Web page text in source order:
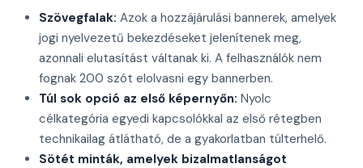
Szövegfalak: Azok a hozzájárulási bannerek, amelyek
jogi nyelvezetű bekezdéseket jelenítenek meg,
azonnali elutasítást váltanak ki. A felhasználók nem
fognak 200 szót elolvasni egy bannerben.
Túl sok opció az első képernyőn: Nyolc
célkategória egyedi kapcsolókkal az első rétegben
technikailag átlátható, de a gyakorlatban túlterhelő.
Sötét minták, amelyek bizalmatlanságot